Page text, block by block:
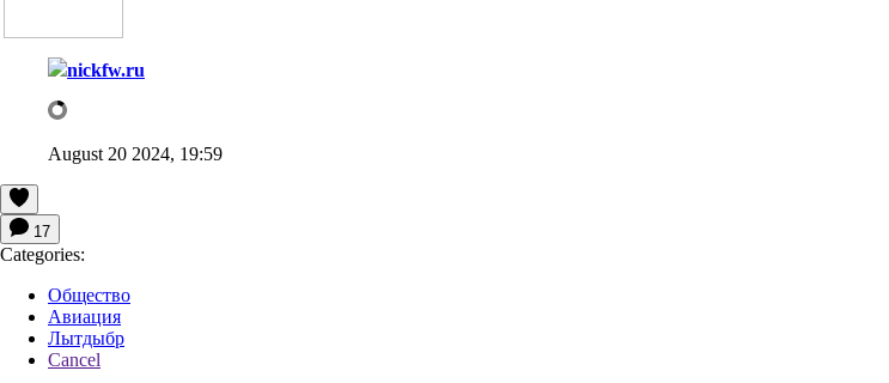
nickfw.ru
August 20 2024, 19:59
17
Categories:
Общество
Авиация
Лытдыбр
Cancel